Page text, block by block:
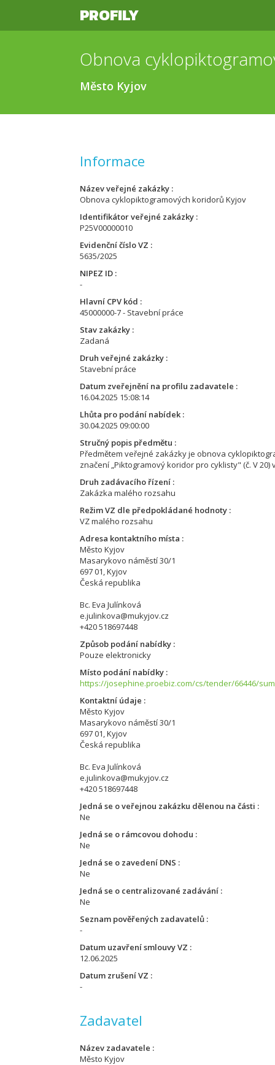
PROFILY
Obnova
Město Kyjov
Informace
Název veřejné zakázky
Obnova cyklopiktogramových koridorů Kyjov
Identifikátor veřejné zakázky
P25V00000010
Evidenční číslo VZ
5635/2025
NIPEZ ID
-
Hlavní CPV kód
45000000-7 - Stavební práce
Stav zakázky
Zadaná
Druh veřejné zakázky
Stavební práce
Datum zveřejnění na profilu zadavatele
16.04.2025 15:08:14
Lhůta pro podání nabídek
30.04.2025 09:00:00
Stručný popis předmětu
Předmětem veřejné zakázky je obnova
značení „Piktogramový koridor pro cyklisty" (č. V
Druh zadávacího řízení
Zakázka malého rozsahu
Režim VZ dle předpokládané hodnoty
VZ malého rozsahu
Adresa kontaktního místa
Město Kyjov
Masarykovo náměstí 30/1
697 01, Kyjov
Česká republika
Bc. Eva Julínková
e.julinkova@mukyjov.cz
+420 518697448
Způsob podání nabídky
Pouze elektronicky
Místo podání nabídky
https://josephine.proebiz.com/cs/tender/66446/
Kontaktní údaje
Město Kyjov
Masarykovo náměstí 30/1
697 01, Kyjov
Česká republika
Bc. Eva Julínková
e.julinkova@mukyjov.cz
+420 518697448
Jedná se o veřejnou zakázku dělenou na části
Ne
Jedná se o rámcovou dohodu
Ne
Jedná se o zavedení DNS
Ne
Jedná se o centralizované zadávání
Ne
Seznam pověřených zadavatelů
-
Datum uzavření smlouvy VZ
12.06.2025
Datum zrušení VZ
-
Zadavatel
Název zadavatele
Město Kyjov